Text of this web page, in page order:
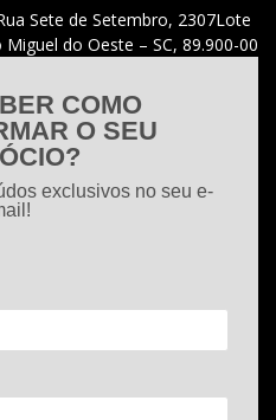
Sete de Setembro, 2307Lote
do Oeste – SC, 89.900-00
COMO
O SEU
exclusivos no seu e-